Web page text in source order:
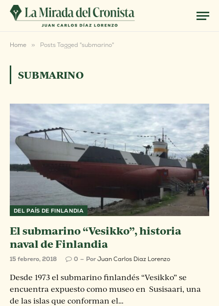
Home » Posts Tagged "submarino"
SUBMARINO
DEL PAÍS DE FINLANDIA
El submarino “Vesikko”, historia
naval de Finlandia
15 febrero, 2018 0 PorJuan Carlos Diaz Lorenzo
Desde 1973 el submarino finlandés “Vesikko” se
encuentra expuesto como museo en Susisaari, una
de las islas que conforman el…